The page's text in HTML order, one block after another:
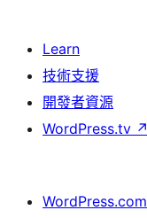
Learn
技術支援
開發者資源
WordPress.tv ↗
WordPress.com